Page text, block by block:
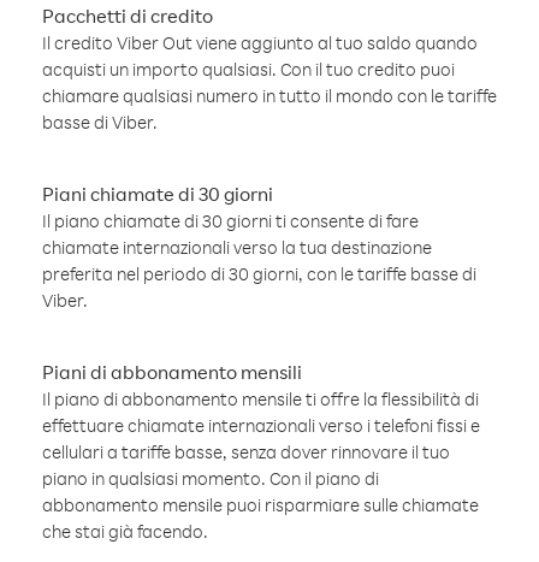
Pacchetti di credito
Il credito Viber Out viene aggiunto al tuo saldo quando
acquisti un importo qualsiasi. Con il tuo credito puoi
chiamare qualsiasi numero in tutto il mondo con le tariffe
basse di Viber.
Piani chiamate di 30 giorni
Il piano chiamate di 30 giorni ti consente di fare
chiamate internazionali verso la tua destinazione
preferita nel periodo di 30 giorni, con le tariffe basse di
Viber.
Piani di abbonamento mensili
Il piano di abbonamento mensile ti offre la flessibilità di
effettuare chiamate internazionali verso i telefoni fissi e
cellulari a tariffe basse, senza dover rinnovare il tuo
piano in qualsiasi momento. Con il piano di
abbonamento mensile puoi risparmiare sulle chiamate
che stai già facendo.